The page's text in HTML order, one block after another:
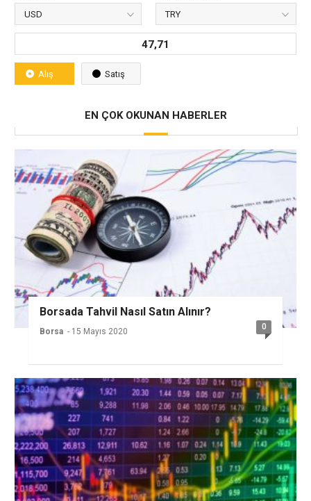
47,71
Alış Satış
EN ÇOK OKUNAN HABERLER
Borsada Tahvil Nasıl Satın Alınır?
Borsa - 15 Mayıs 2020 0